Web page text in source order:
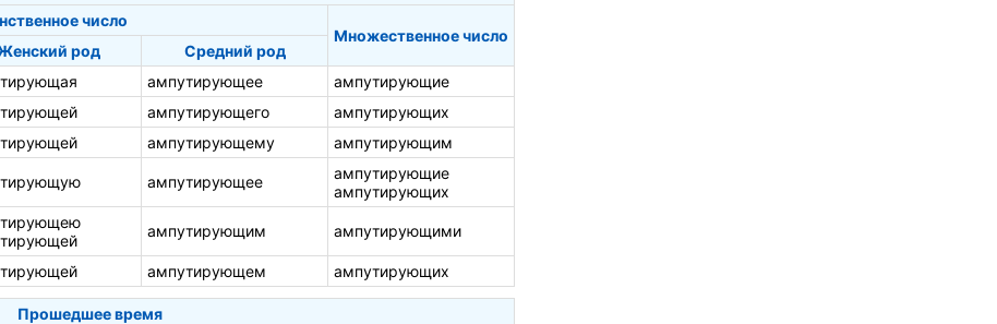
число
Множественное число
род
Средний род
ампутирующее
ампутирующие
ампутирующего
ампутирующих
ампутирующему ампутирующим
ампутирующее
ампутирующие
ампутирующих
ампутирующим ампутирующими
ампутирующем ампутирующих
Прошедшее время